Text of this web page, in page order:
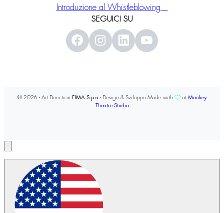
Introduzione al Whistleblowing
SEGUICI SU
© 2026 - Art Direction FIMA S.p.a - Design & Sviluppo Made with at Monkey
Theatre Studio